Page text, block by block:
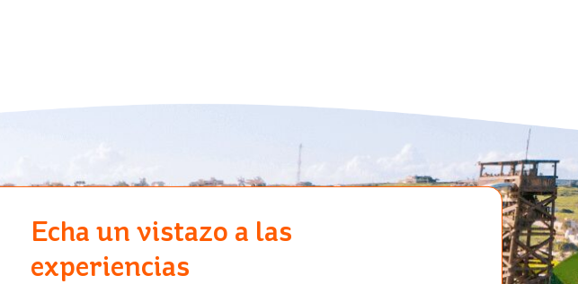
Echa un vistazo a las
experiencias